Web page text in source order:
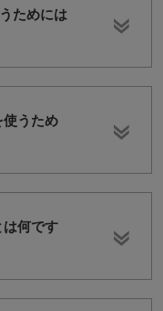
ためには
うため
何です